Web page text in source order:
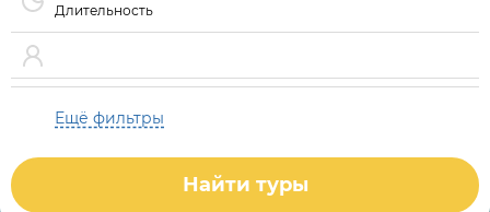
Длительность
Ещё фильтры
Найти туры